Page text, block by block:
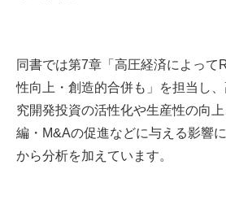
同書では第7章「高圧経済によって
性向上・創造的合併も」を担当し
究開発投資の活性化や生産性の向
編・M&Aの促進などに与える影響
から分析を加えています。